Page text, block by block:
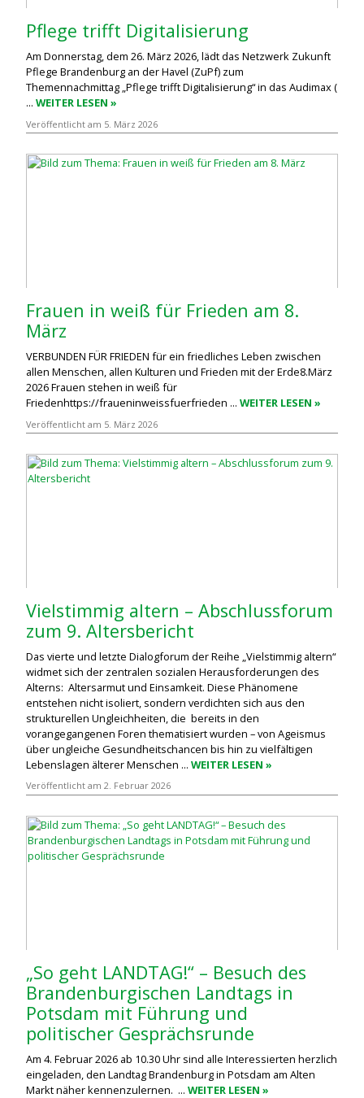
Pflege trifft Digitalisierung
Am Donnerstag, dem 26. März 2026, lädt das Netzwerk Zukunft
Pflege Brandenburg an der Havel (ZuPf) zum
Themennachmittag „Pflege trifft Digitalisierung“ in das Audimax (
...WEITER LESEN »
Veröffentlicht am 5. März 2026
Frauen in weiß für Frieden am 8.
März
VERBUNDEN FÜR FRIEDEN für ein friedliches Leben zwischen
allen Menschen, allen Kulturen und Frieden mit der Erde8.März
2026 Frauen stehen in weiß für
Friedenhttps://fraueninweissfuerfrieden ...WEITER LESEN »
Veröffentlicht am 5. März 2026
Vielstimmig altern – Abschlussforum
zum 9. Altersbericht
Das vierte und letzte Dialogforum der Reihe „Vielstimmig altern“
widmet sich der zentralen sozialen Herausforderungen des
Alterns: Altersarmut und Einsamkeit. Diese Phänomene
entstehen nicht isoliert, sondern verdichten sich aus den
strukturellen Ungleichheiten, die bereits in den
vorangegangenen Foren thematisiert wurden – von Ageismus
über ungleiche Gesundheitschancen bis hin zu vielfältigen
Lebenslagen älterer Menschen ...WEITER LESEN »
Veröffentlicht am 2. Februar 2026
„So geht LANDTAG!“ – Besuch des
Brandenburgischen Landtags in
Potsdam mit Führung und
politischer Gesprächsrunde
Am 4. Februar 2026 ab 10.30 Uhr sind alle Interessierten herzlich
eingeladen, den Landtag Brandenburg in Potsdam am Alten
Markt näher kennenzulernen. ...WEITER LESEN »